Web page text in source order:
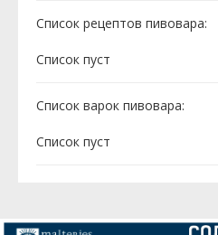
Список рецептов пивовара:
Cписок пуст
Список варок пивовара:
Cписок пуст